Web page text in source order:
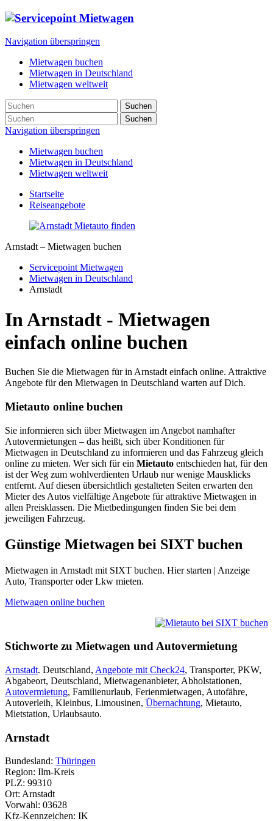
Navigation überspringen
Mietwagen buchen
Mietwagen in Deutschland
Mietwagen weltweit
Suchen
Suchen
Navigation überspringen
Mietwagen buchen
Mietwagen in Deutschland
Mietwagen weltweit
Startseite
Reiseangebote
Arnstadt – Mietwagen buchen
Servicepoint Mietwagen
Mietwagen in Deutschland
Arnstadt
In Arnstadt - Mietwagen
einfach online buchen
Buchen Sie die Mietwagen für in Arnstadt einfach online. Attraktive
Angebote für den Mietwagen in Deutschland warten auf Dich.
Mietauto online buchen
Sie informieren sich über Mietwagen im Angebot namhafter
Autovermietungen – das heißt, sich über Konditionen für
Mietwagen in Deutschland zu informieren und das Fahrzeug gleich
online zu mieten. Wer sich für ein Mietauto entschieden hat, für den
ist der Weg zum wohlverdienten Urlaub nur wenige Mausklicks
entfernt. Auf diesen übersichtlich gestalteten Seiten erwarten den
Mieter des Autos vielfältige Angebote für attraktive Mietwagen in
allen Preisklassen. Die Mietbedingungen finden Sie bei dem
jeweiligen Fahrzeug.
Günstige Mietwagen bei SIXT buchen
Mietwagen in Arnstadt mit SIXT buchen. Hier starten | Anzeige
Auto, Transporter oder Lkw mieten.
Mietwagen online buchen
Stichworte zu Mietwagen und Autovermietung
Arnstadt. Deutschland, Angebote mit Check24, Transporter, PKW,
Abgabeort, Deutschland, Mietwagenanbieter, Abholstationen,
Autovermietung, Familienurlaub, Ferienmietwagen, Autofähre,
Autoverleih, Kleinbus, Limousinen, Übernachtung, Mietauto,
Mietstation, Urlaubsauto.
Arnstadt
Bundesland: Thüringen
Region: Ilm-Kreis
PLZ: 99310
Ort: Arnstadt
Vorwahl: 03628
Kfz-Kennzeichen: IK